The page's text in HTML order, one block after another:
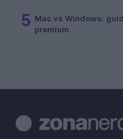
5 Mac vs Windows:
premium